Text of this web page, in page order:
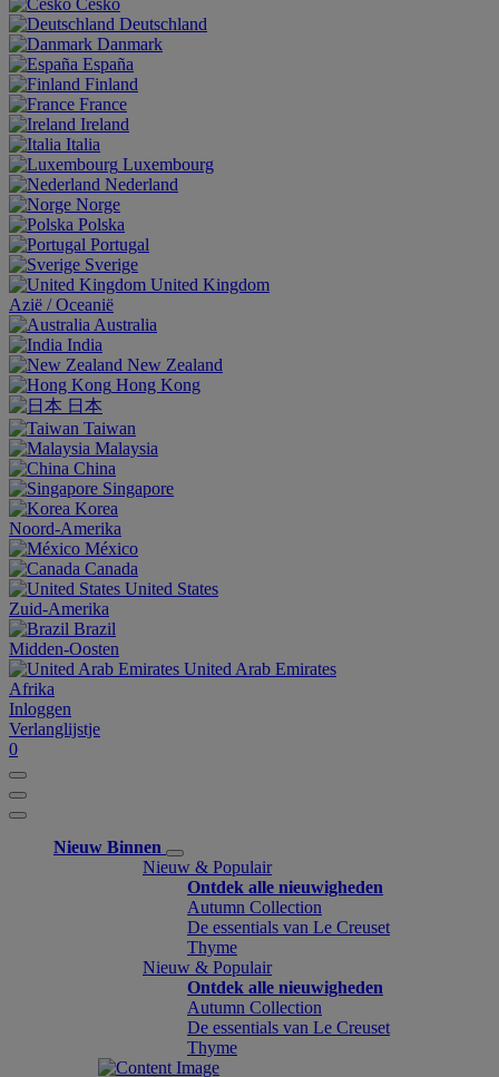
Česko
Deutschland
Danmark
España
Finland
France
Ireland
Italia
Luxembourg
Nederland
Norge
Polska
Portugal
Sverige
United Kingdom
Aziё / Oceaniё
Australia
India
New Zealand
Hong Kong
日本
Taiwan
Malaysia
China
Singapore
Korea
Noord-Amerika
México
Canada
United States
Zuid-Amerika
Brazil
Midden-Oosten
United Arab Emirates
Afrika
Inloggen
Verlanglijstje
0
Nieuw Binnen
Nieuw & Populair
Ontdek alle nieuwigheden
Autumn Collection
De essentials van Le Creuset
Thyme
Nieuw & Populair
Ontdek alle nieuwigheden
Autumn Collection
De essentials van Le Creuset
Thyme